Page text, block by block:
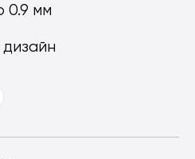
0.9 мм